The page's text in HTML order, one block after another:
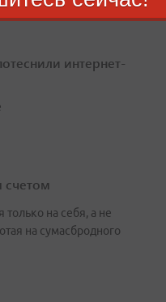
интернет-
счетом
на себя, а не
на сумасбродного